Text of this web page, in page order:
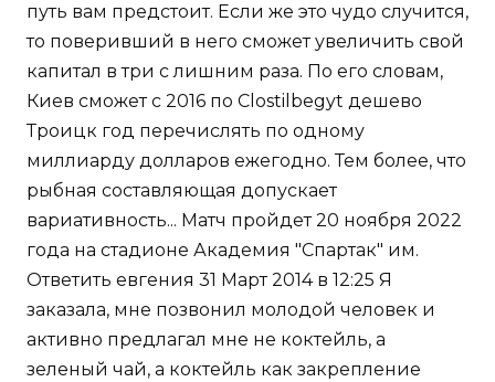
путь вам предстоит. Если же это чудо случится,
то поверивший в него сможет увеличить свой
капитал в три с лишним раза. По его словам,
Киев сможет с 2016 по Clostilbegyt дешево
Троицк год перечислять по одному
миллиарду долларов ежегодно. Тем более, что
рыбная составляющая допускает
вариативность... Матч пройдет 20 ноября 2022
года на стадионе Академия "Спартак" им.
Ответить евгения 31 Март 2014 в 12:25 Я
заказала, мне позвонил молодой человек и
активно предлагал мне не коктейль, а
зеленый чай, а коктейль как закрепление